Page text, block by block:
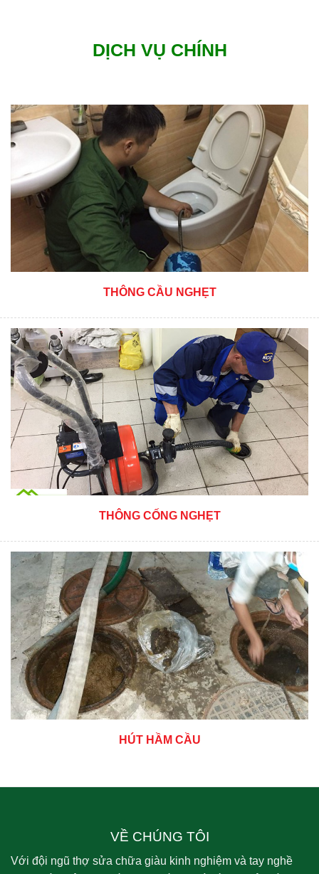
DỊCH VỤ CHÍNH
THÔNG CẦU NGHẸT
THÔNG CỐNG NGHẸT
HÚT HẦM CẦU
VỀ CHÚNG TÔI
Với đội ngũ thợ sửa chữa giàu kinh nghiệm và tay nghề